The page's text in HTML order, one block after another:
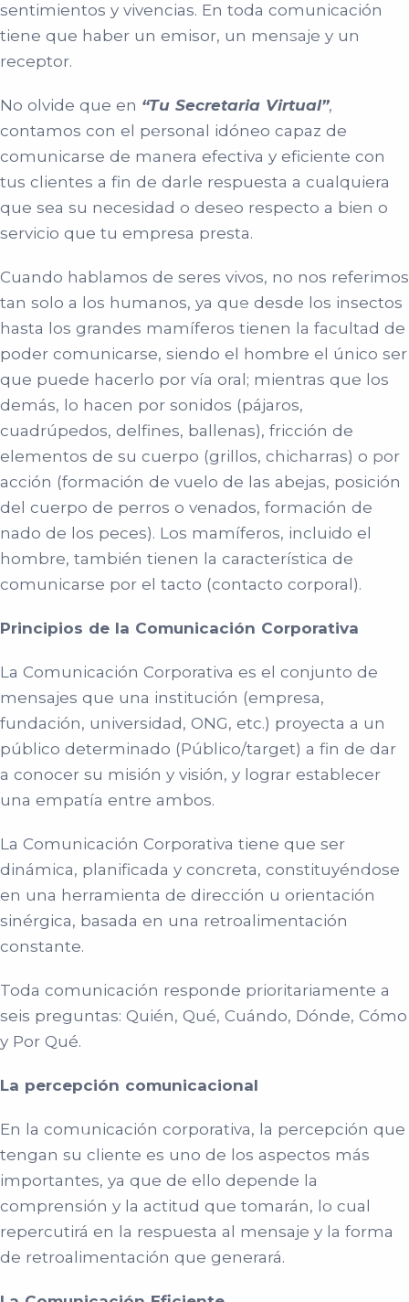
sentimientos y vivencias. En toda comunicación
tiene que haber un emisor, un mensaje y un
receptor.
No olvide que en “Tu Secretaria Virtual”,
contamos con el personal idóneo capaz de
comunicarse de manera efectiva y eficiente con
tus clientes a fin de darle respuesta a cualquiera
que sea su necesidad o deseo respecto a bien o
servicio que tu empresa presta.
Cuando hablamos de seres vivos, no nos referimos
tan solo a los humanos, ya que desde los insectos
hasta los grandes mamíferos tienen la facultad de
poder comunicarse, siendo el hombre el único ser
que puede hacerlo por vía oral; mientras que los
demás, lo hacen por sonidos (pájaros,
cuadrúpedos, delfines, ballenas), fricción de
elementos de su cuerpo (grillos, chicharras) o por
acción (formación de vuelo de las abejas, posición
del cuerpo de perros o venados, formación de
nado de los peces). Los mamíferos, incluido el
hombre, también tienen la característica de
comunicarse por el tacto (contacto corporal).
Principios de la Comunicación Corporativa
La Comunicación Corporativa es el conjunto de
mensajes que una institución (empresa,
fundación, universidad, ONG, etc.) proyecta a un
público determinado (Público/target) a fin de dar
a conocer su misión y visión, y lograr establecer
una empatía entre ambos.
La Comunicación Corporativa tiene que ser
dinámica, planificada y concreta, constituyéndose
en una herramienta de dirección u orientación
sinérgica, basada en una retroalimentación
constante.
Toda comunicación responde prioritariamente a
seis preguntas: Quién, Qué, Cuándo, Dónde, Cómo
y Por Qué.
La percepción comunicacional
En la comunicación corporativa, la percepción que
tengan su cliente es uno de los aspectos más
importantes, ya que de ello depende la
comprensión y la actitud que tomarán, lo cual
repercutirá en la respuesta al mensaje y la forma
de retroalimentación que generará.